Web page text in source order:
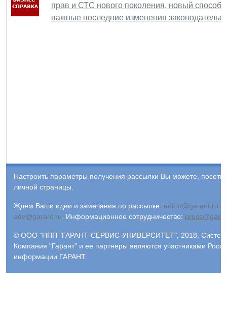
прав и СТС нового поколения, новый способ
важные последние изменения
Настроить параметры получения рассылки Вы можете,
личной страницы.
Ждем Ваши идеи и замечания по рассылке: editor@garant.ru
adv@garant.ru
Информационное сотрудничество:
© ООО "НПП "ГАРАНТ-СЕРВИС-УНИВЕРСИТЕТ", 2018. Система
Компания "Гарант" и ее партнеры являются участниками
информации ГАРАНТ.